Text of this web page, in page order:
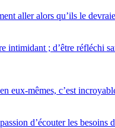
aller alors qu’ils le
; d’être réfléchi
eux-mêmes, c’est
d’écouter les